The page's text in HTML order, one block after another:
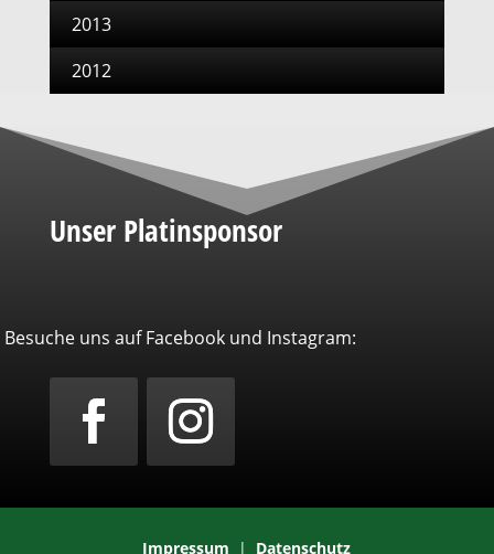
2013
2012
Unser Platinsponsor
Besuche uns auf Facebook und Instagram:
Impressum | Datenschutz